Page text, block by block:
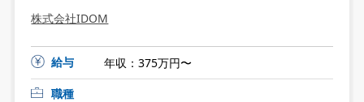
株式会社IDOM
給与
年収：375万円〜
職種